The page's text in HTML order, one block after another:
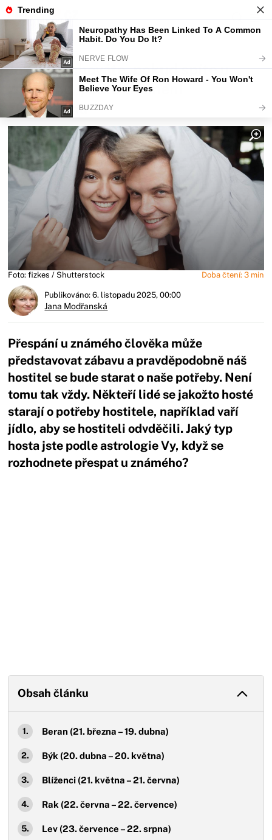
Fajntip.cz Horoskopy a zvěrokruhy
Jak se zachováte, pokud spíte u
známého, podle znamení
zvěrokruhu
Foto: fizkes / Shutterstock Doba čtení: 3 min
Publikováno: 6. listopadu 2025, 00:00
Jana Modřanská
Přespání u známého člověka může
představovat zábavu a pravděpodobně náš
hostitel se bude starat o naše potřeby. Není
tomu tak vždy. Někteří lidé se jakožto hosté
starají o potřeby hostitele, například vaří
jídlo, aby se hostiteli odvděčili. Jaký typ
hosta jste podle astrologie Vy, když se
rozhodnete přespat u známého?
Obsah článku
Beran (21. března – 19. dubna)
Býk (20. dubna – 20. května)
Blíženci (21. května – 21. června)
Rak (22. června – 22. července)
Lev (23. července – 22. srpna)